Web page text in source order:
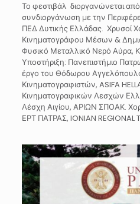
Το φεστιβάλ διοργανώνεται
συνδιοργάνωση με την
ΠΕΔ Δυτικής Ελλάδας. Χρυσοί
Κινηματογράφου Μέσων &
Φυσικό Μεταλλικό Νερό Αύρα,
Υποστήριξη: Πανεπιστήμιο
έργο του Θόδωρου
Κινηματογραφιστών, ASIFA
Κινηματογραφικών Λεσχών
Λέσχη Αιγίου, ΑΡΙΩΝ ΣΠΟΑΚ.
ΕΡΤ ΠΑΤΡΑΣ, IONIAN REGIONAL